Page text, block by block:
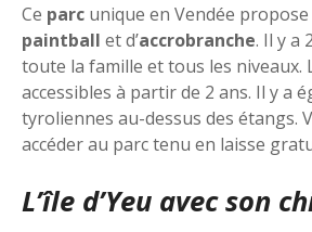
Ce parc unique en Vendée
paintball et d’accrobranche. Il y a
toute la famille et tous les niveaux.
accessibles à partir de 2 ans. Il y a
tyroliennes au-dessus des étangs.
accéder au parc tenu en laisse
L’île d’Yeu avec son